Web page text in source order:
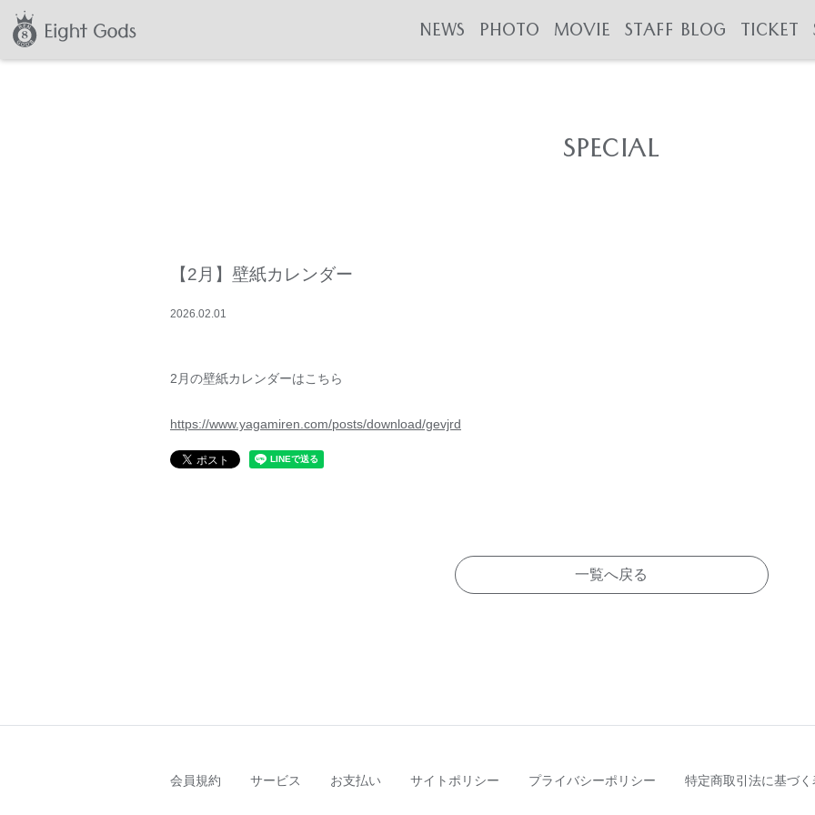
NEWS PHOTO MOVIE STAFF BLOG TICKET
SPECIAL
【2月】壁紙カレンダー
2026.02.01
2月の壁紙カレンダーはこちら
https://www.yagamiren.com/posts/download/gevjrd
一覧へ戻る
会員規約 サービス お支払い サイトポリシー プライバシーポリシー 特定商取引法に基づく